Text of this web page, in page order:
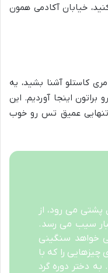
خیابان آکادمی همون
کاستلو آشنا بشید، یه
اینجا آوردیم. این
عمیق تس رو خوب
می رود، از
سیب می رسد.
خواهد سنگینی
چیزهایی را که با
دختر دوره گرد